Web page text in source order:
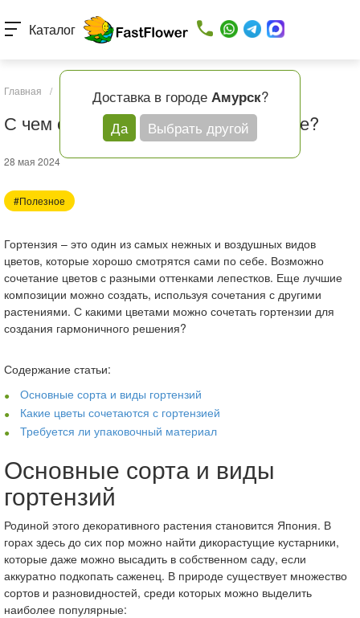
Доставка в городе Амурск?
Да
Выбрать другой
Каталог
Главная / С чем сочетаются гортензии в букете?
С чем сочетаются гортензии в букете?
28 мая 2024
#Полезное
Гортензия – это один из самых нежных и воздушных видов
цветов, которые хорошо смотрятся сами по себе. Возможно
сочетание цветов с разными оттенками лепестков. Еще лучшие
композиции можно создать, используя сочетания с другими
растениями. С какими цветами можно сочетать гортензии для
создания гармоничного решения?
Содержание статьи:
Основные сорта и виды гортензий
Какие цветы сочетаются с гортензией
Требуется ли упаковочный материал
Основные сорта и виды
гортензий
Родиной этого декоративного растения становится Япония. В
горах здесь до сих пор можно найти дикорастущие кустарники,
которые даже можно высадить в собственном саду, если
аккуратно подкопать саженец. В природе существует множество
сортов и разновидностей, среди которых можно выделить
наиболее популярные: